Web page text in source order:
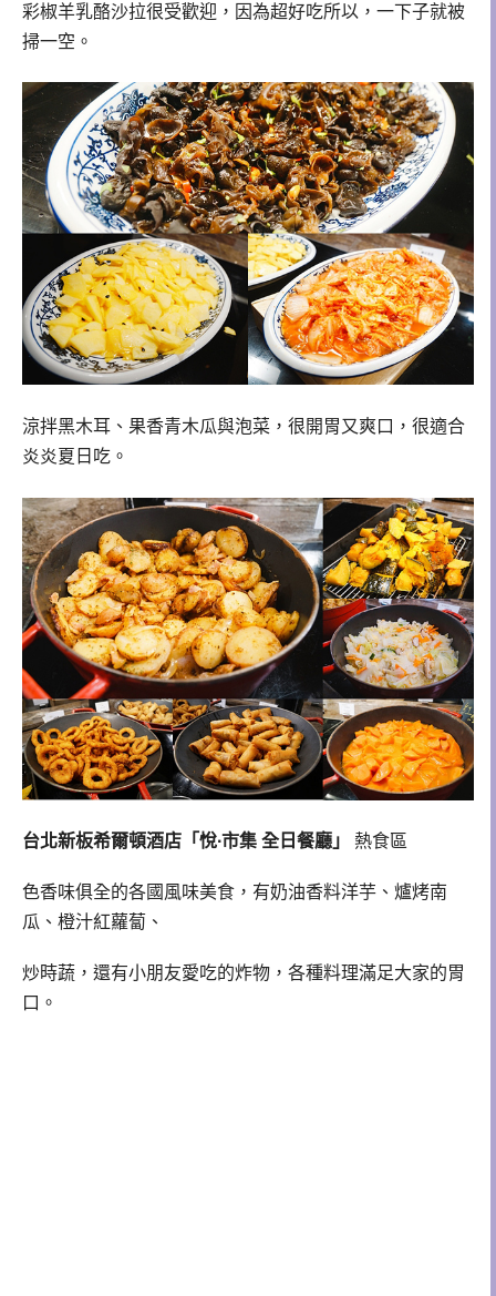
彩椒羊乳酪沙拉很受歡迎，因為超好吃所以，一下子就被
掃一空。
涼拌黑木耳、果香青木瓜與泡菜，很開胃又爽口，很適合
炎炎夏日吃。
台北新板希爾頓酒店「悅∙市集 全日餐廳」 熱食區
色香味俱全的各國風味美食，有奶油香料洋芋、爐烤南
瓜、橙汁紅蘿蔔、
炒時蔬，還有小朋友愛吃的炸物，各種料理滿足大家的胃
口。